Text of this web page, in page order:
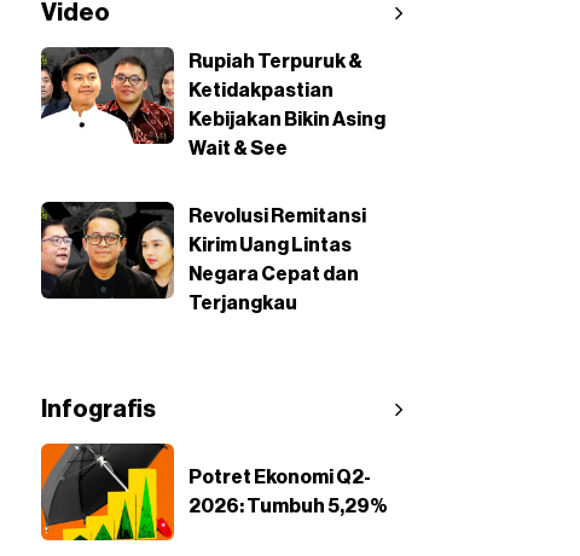
Video
Rupiah Terpuruk &
Ketidakpastian
Kebijakan Bikin Asing
Wait & See
Revolusi Remitansi
Kirim Uang Lintas
Negara Cepat dan
Terjangkau
Infografis
Potret Ekonomi Q2-
2026: Tumbuh 5,29%